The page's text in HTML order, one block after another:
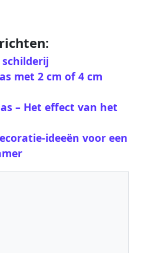
met 2 cm of 4 cm
– Het effect van het
ideeën voor een